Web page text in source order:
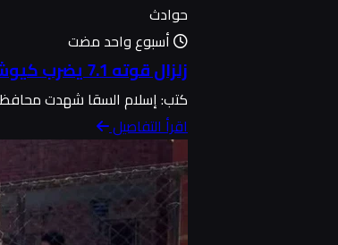
حوادث
أسبوع واحد مضت
زلزال قوته 7.1 يضرب كيوشو اليابانية ويوقع ضحايا
كتب: إسلام السقا شهدت محافظة كيوشو
اقرأ التفاصيل